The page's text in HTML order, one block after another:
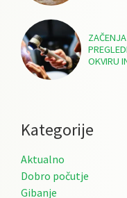
OKVIRU
Kategorije
Aktualno
Dobro počutje
Gibanje